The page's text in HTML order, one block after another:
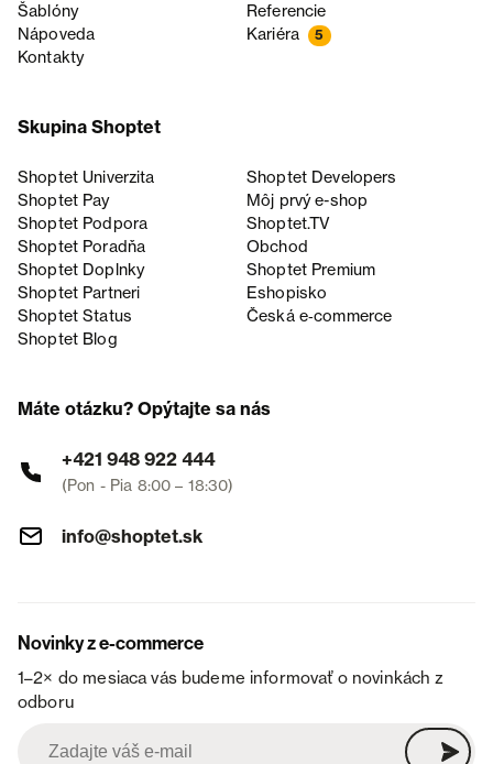
Šablóny
Referencie
Nápoveda
Kariéra 5
Kontakty
Skupina Shoptet
Shoptet Univerzita
Shoptet Developers
Shoptet Pay
Môj prvý e-shop
Shoptet Podpora
Shoptet.TV
Shoptet Poradňa
Obchod
Shoptet Doplnky
Shoptet Premium
Shoptet Partneri
Eshopisko
Shoptet Status
Česká e‑commerce
Shoptet Blog
Máte otázku? Opýtajte sa nás
+421 948 922 444
(Pon - Pia 8:00 – 18:30)
info@shoptet.sk
Novinky z e-commerce
1–2× do mesiaca vás budeme informovať o novinkách z
odboru